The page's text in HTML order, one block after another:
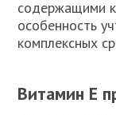
содержащими
особенность
комплексных
Витамин Е